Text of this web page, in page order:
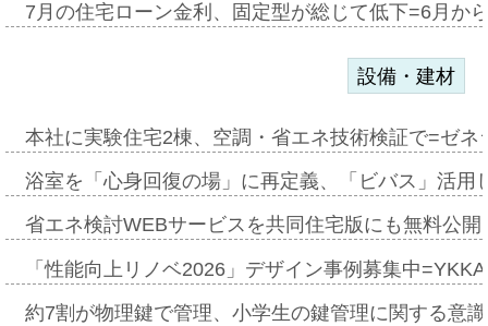
7月の住宅ローン金利、固定型が総じて低下=6月か
設備・建材
本社に実験住宅2棟、空調・省エネ技術検証で=ゼ
浴室を「心身回復の場」に再定義、「ビバス」活
省エネ検討WEBサービスを共同住宅版にも無料公
「性能向上リノベ2026」デザイン事例募集中
約7割が物理鍵で管理、小学生の鍵管理に関する意